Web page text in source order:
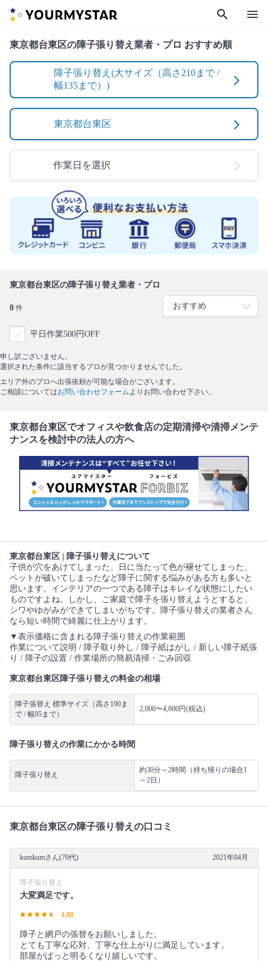
search menu
東京都台東区の障子張り替え業者・プロ おすすめ順
障子張り替え(大サイズ（高さ210まで /
幅135まで）)
東京都台東区
作業日を選択
東京都台東区の障子張り替え業者・プロ
0 件
平日作業500円OFF
申し訳ございません。
選択された条件に該当するプロが見つかりませんでした。
エリア外のプロへ出張依頼が可能な場合がございます。
ご相談についてはお問い合わせフォーム よりお問い合わせ下さい。
東京都台東区でオフィスや飲食店の定期清掃や清掃メンテ
ナンスを検討中の法人の方へ
東京都台東区 | 障子張り替えについて
子供が穴をあけてしまった、日に当たって色が褪せてしまった、
ペットが破いてしまったなど障子に関する悩みがある方も多いと
思います。インテリアの一つである障子はキレイな状態にしたい
ものですよね。しかし、ご家庭で障子を張り替えようとすると、
シワやゆがみができてしまいがちです。障子張り替えの業者さん
なら短い時間で綺麗に仕上がります。
▼表示価格に含まれる障子張り替えの作業範囲
作業について説明 / 障子取り外し / 障子紙はがし / 新しい障子紙張
り / 障子の設置 / 作業場所の簡易清掃・ごみ回収
東京都台東区障子張り替えの料金の相場
障子張替え 標準サイズ（高さ190ま
で / 幅95まで）
2,000〜4,000円(税込)
障子張り替えの作業にかかる時間
障子張り替え
約30分～2時間（持ち帰りの場合1
～2日）
東京都台東区の障子張り替えの口コミ
kumkumさん(70代) 2021年04月
障子張り替え
大変満足です。
4.80
障子と網戸の張替をお願いしました。
とても丁寧な応対、丁寧な仕上がりに満足しています。
部屋がぱっと明るくなり嬉しいです。